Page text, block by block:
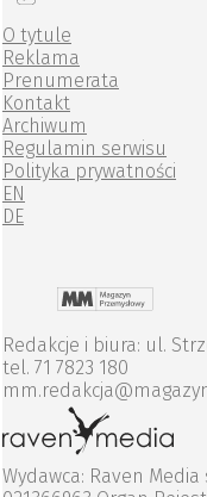
O tytule
Reklama
Prenumerata
Kontakt
Archiwum
Regulamin serwisu
Polityka prywatności
EN
DE
Redakcje i biura: ul.
tel. 71 7823 180
Wydawca: Raven Media